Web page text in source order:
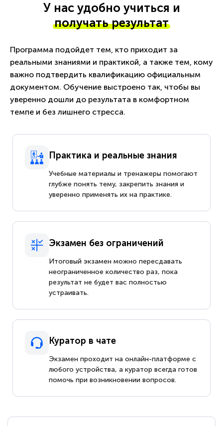
У нас удобно учиться и
получать результат
Программа подойдет тем, кто приходит за
реальными знаниями и практикой, а также тем, кому
важно подтвердить квалификацию официальным
документом. Обучение выстроено так, чтобы вы
уверенно дошли до результата в комфортном
темпе и без лишнего стресса.
Практика и реальные знания
Учебные материалы и тренажеры помогают
глубже понять тему, закрепить знания и
уверенно применять их на практике.
Экзамен без ограничений
Итоговый экзамен можно пересдавать
неограниченное количество раз, пока
результат не будет вас полностью
устраивать.
Куратор в чате
Экзамен проходит на онлайн-платформе с
любого устройства, а куратор всегда готов
помочь при возникновении вопросов.